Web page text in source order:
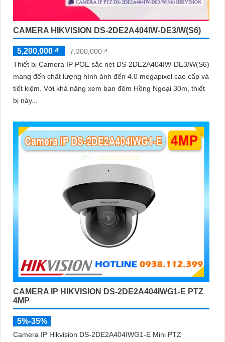
CAMERA HIKVISION DS-2DE2A404IW-DE3/W(S6)
5,200,000 ₫
7,300,000 ₫
Thiết bị Camera IP POE sắc nét DS-2DE2A404IW-DE3/W(S6)
mang đến chất lượng hình ảnh đến 4.0 megapixel cao cấp và
tiết kiệm. Với khả năng xem ban đêm Hồng Ngoại 30m, thiết
bị này...
CAMERA IP HIKVISION DS-2DE2A404IWG1-E PTZ
4MP
5%-35%
Camera IP Hikvision DS-2DE2A404IWG1-E Mini PTZ